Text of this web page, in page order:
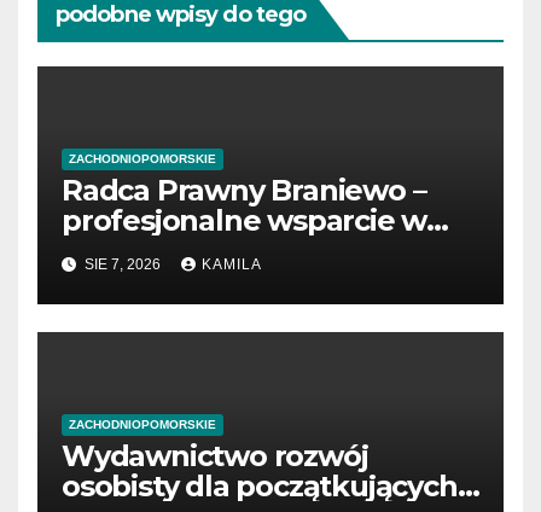
podobne wpisy do tego
ZACHODNIOPOMORSKIE
Radca Prawny Braniewo –
profesjonalne wsparcie w
sprawach prawnych
SIE 7, 2026 KAMILA
ZACHODNIOPOMORSKIE
Wydawnictwo rozwój
osobisty dla początkujących